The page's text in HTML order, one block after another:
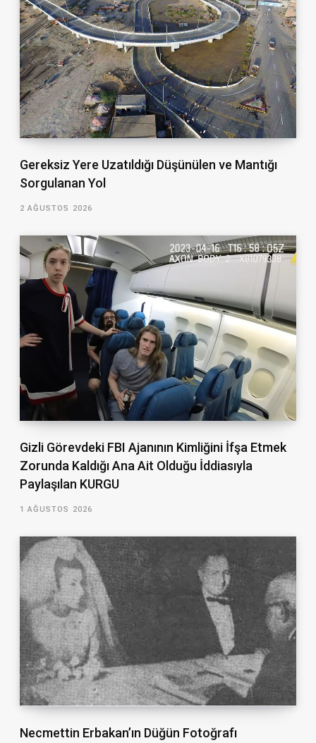
Gereksiz Yere Uzatıldığı Düşünülen ve Mantığı
Sorgulanan Yol
2 AĞUSTOS 2026
Gizli Görevdeki FBI Ajanının Kimliğini İfşa Etmek
Zorunda Kaldığı Ana Ait Olduğu İddiasıyla
Paylaşılan KURGU
1 AĞUSTOS 2026
Necmettin Erbakan’ın Düğün Fotoğrafı